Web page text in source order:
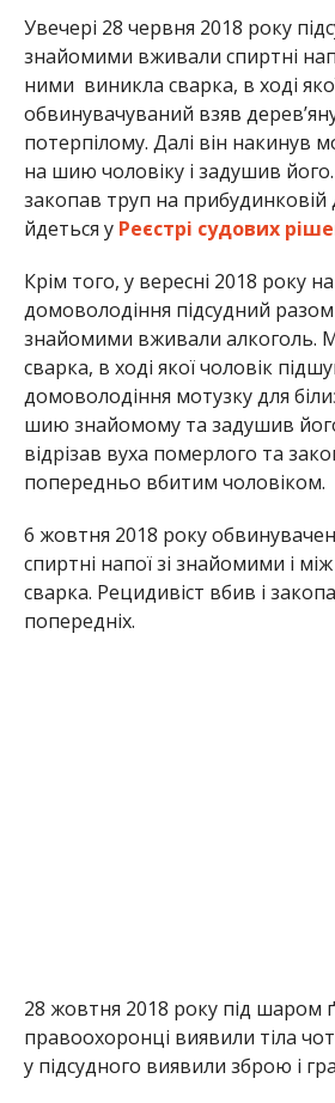
Увечері 28 червня 2018 року
знайомими вживали спиртні
ними виникла сварка, в ході
обвинувачуваний взяв
потерпілому. Далі він накинув
на шию чоловіку і задушив
закопав труп на прибудинковій
йдеться уРеєстрі судових
Крім того, у вересні 2018 року
домоволодіння підсудний разом
знайомими вживали алкоголь.
сварка, в ході якої чоловік
домоволодіння мотузку для
шию знайомому та задушив
відрізав вуха померлого та
попередньо вбитим чоловіком.
6 жовтня 2018 року
спиртні напої зі знайомими і
сварка. Рецидивіст вбив і
попередніх.
28 жовтня 2018 року під шаром
правоохоронці виявили тіла
у підсудного виявили зброю і